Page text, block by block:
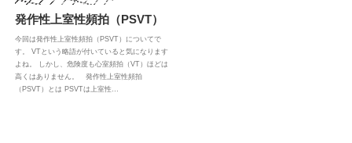
発作性上室性頻拍（PSVT）
今回は発作性上室性頻拍（PSVT）についてで
す。 VTという略語が付いていると気になります
よね。 しかし、危険度も心室頻拍（VT）ほどは
高くはありません。 発作性上室性頻拍
（PSVT）とは PSVTは上室性…